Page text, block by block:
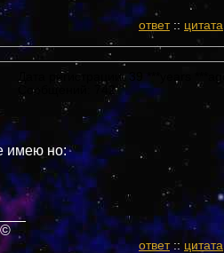
ответ:: цитата
Дата регистрации: 39 ***years ***ago
Сообщений: 742
имею но:
©
ответ:: цитата